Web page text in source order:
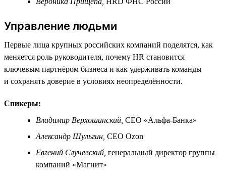
Управление людьми
Первые лица крупных российских компаний поделятся, как
меняется роль руководителя, почему HR становится
ключевым партнёром бизнеса и как удерживать команды
и сохранять доверие в условиях неопределённости.
Спикеры:
Владимир Верхошинский, СЕО «Альфа-Банка»
Александр Шульгин, СЕО Ozon
Евгений Случевский, генеральный директор группы
компаний «Магнит»